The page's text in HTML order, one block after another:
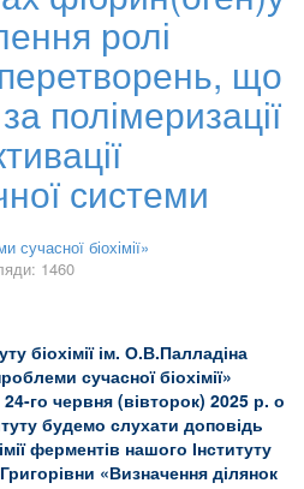
ролі
що
полімеризації
системи
сучасної біохімії»
1460
біохімії ім. О.В.Палладіна
сучасної біохімії»
го червня (вівторок) 2025 р. о
будемо слухати доповідь
ферментів нашого Інституту
«Визначення ділянок